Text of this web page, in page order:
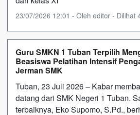
23/07/2026 12:01 - Oleh editor - Dilihat
Guru SMKN 1 Tuban Terpilih
Beasiswa Pelatihan Intensif
Jerman SMK
Tuban, 23 Juli 2026 – Kabar
datang dari SMK Negeri 1 Tuban.
terbaiknya, Eko Supomo, S.Pd.,